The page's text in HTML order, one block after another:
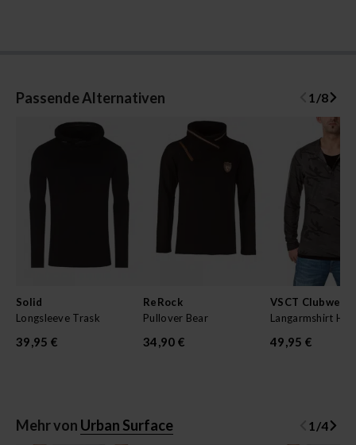
Passende Alternativen 1/8
Solid
Longsleeve Trask
39,95 €
ReRock
Pullover Bear
34,90 €
VSCT Clubwear
Langarmshirt
49,95 €
Mehr von Urban Surface 1 /4